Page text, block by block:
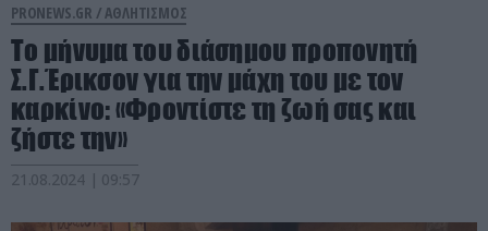
PRONEWS.GR /ΑΘΛΗΤΙΣΜΟΣ
Το μήνυμα του διάσημου προπονητή
Σ.Γ.Έρικσον για την μάχη του με τον
καρκίνο: «Φροντίστε τη ζωή σας και
ζήστε την»
21.08.2024 | 09:57